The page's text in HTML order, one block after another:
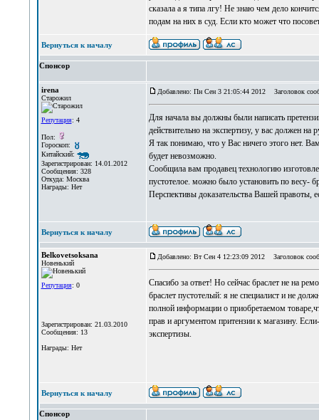
сказала а я типа лгу! Не знаю чем дело
подам на них в суд. Если кто может что
Вернуться к началу
Спонсор
irena
Старожил
Репутация: 4
Пол:
Гороскоп:
Китайский:
Зарегистрирован: 14.01.2012
Сообщения: 328
Откуда: Москва
Награды: Нет
Добавлено: Пн Сен 3 21:05:44 2012 Заголовок
Для начала вы должны были написать
действительно на экспертизу, у вас должен на
Я так понимаю, что у Вас ничего этого нет.
будет невозможно.
Сообщила вам продавец технологию
пустотелое. можно было установить по весу-
Перспективы доказательства Вашей правоты,
Вернуться к началу
Belkovetsoksana
Новенький
Репутация: 0
Зарегистрирован: 21.03.2010
Сообщения: 13
Награды: Нет
Добавлено: Вт Сен 4 12:23:09 2012 Заголовок
Спасибо за ответ! Но сейчас браслет не на
браслет пустотелый: я не специалист и не
полной информации о приобретаемом
прав и аргументом притензии к магазину.
экспертизы.
Вернуться к началу
Спонсор